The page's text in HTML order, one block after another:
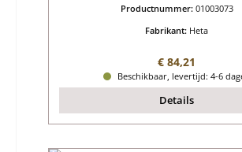
Productnummer: 01003073
Fabrikant: Heta
Normale prijs:
€ 84,21
Beschikbaar, levertijd: 4-6
Details